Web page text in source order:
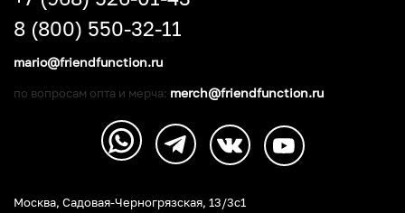
Москва, Садовая-Черногрязская, 13/3c1
8 (800) 550-32-11
mario@friendfunction.ru
по вопросам опта и мерча: merch@friendfunction.ru